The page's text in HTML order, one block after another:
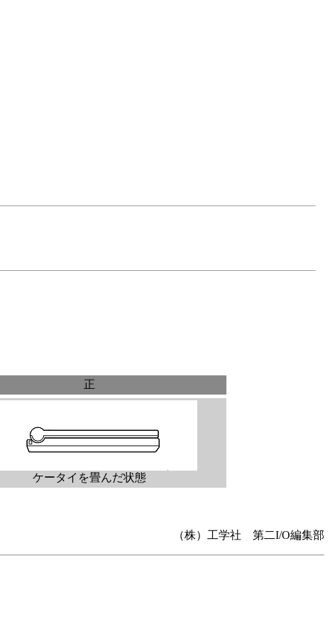
正
ケータイを畳んだ状態
（株）工学社 第二I/O編集部